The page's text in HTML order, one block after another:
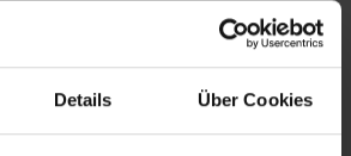
Details Über Cookies